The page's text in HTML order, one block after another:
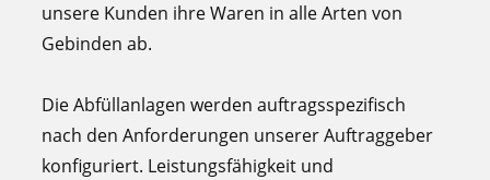
unsere Kunden ihre Waren in alle Arten von
Gebinden ab.
Die Abfüllanlagen werden auftragsspezifisch
nach den Anforderungen unserer Auftraggeber
konfiguriert. Leistungsfähigkeit und